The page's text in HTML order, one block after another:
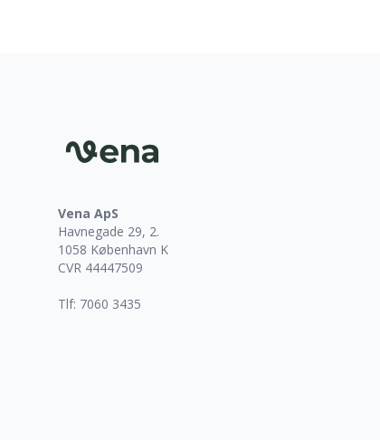
Vena ApS
Havnegade 29, 2.
1058 København K
CVR 44447509
Tlf: 7060 3435